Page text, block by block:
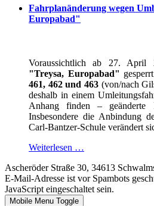
Fahrplanänderung wegen
Europabad"
Voraussichtlich ab 27.
"Treysa, Europabad"
461, 462 und 463(von/nach
deshalb in einem
Anhang finden – geänderte
Insbesondere die Anbindung
Carl-Bantzer-Schule verändert
Weiterlesen …
Ascheröder Straße 30, 34613
E-Mail-Adresse ist vor Spambots
JavaScript eingeschaltet sein.
Mobile Menu Toggle